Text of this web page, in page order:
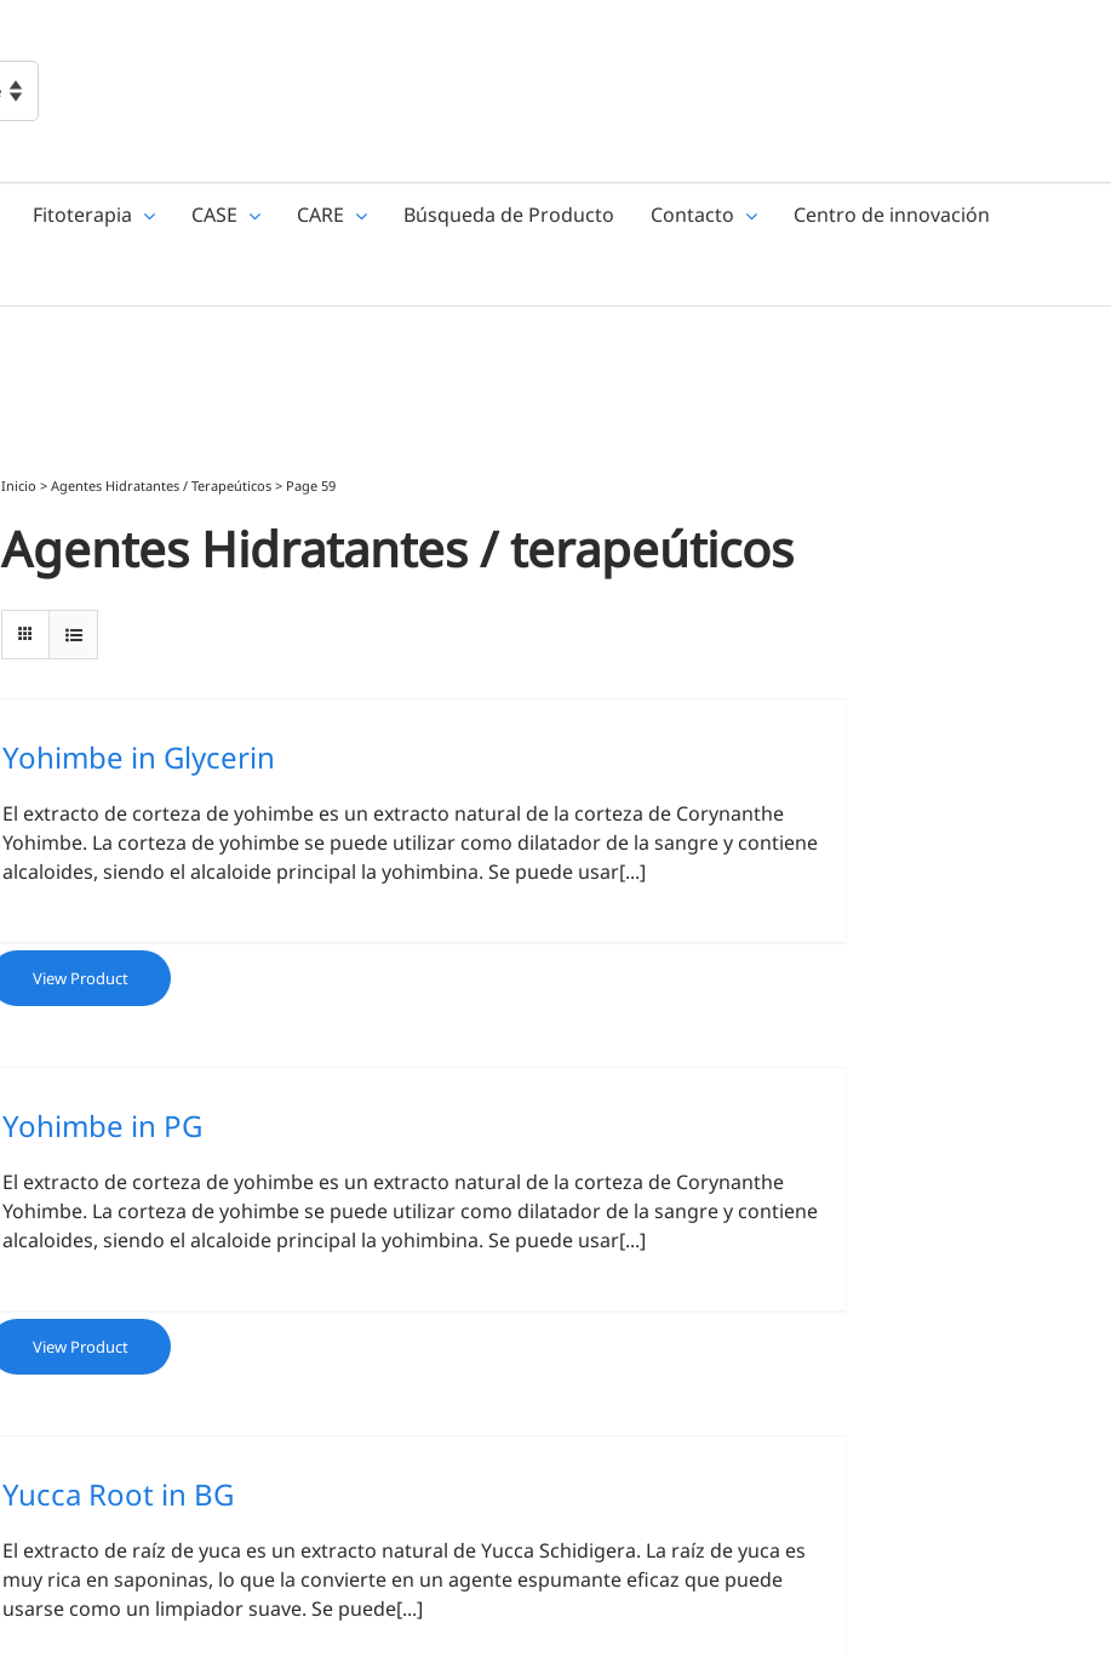
Fitoterapia CASE CARE Búsqueda de Producto Contacto Centro de innovación
Inicio > Agentes Hidratantes / Terapeúticos > Page 59
Agentes Hidratantes / terapeúticos
Yohimbe in Glycerin
El extracto de corteza de yohimbe es un extracto natural de la corteza de Corynanthe
Yohimbe. La corteza de yohimbe se puede utilizar como dilatador de la sangre y contiene
alcaloides, siendo el alcaloide principal la yohimbina. Se puede usar[...]
View Product
Yohimbe in PG
El extracto de corteza de yohimbe es un extracto natural de la corteza de Corynanthe
Yohimbe. La corteza de yohimbe se puede utilizar como dilatador de la sangre y contiene
alcaloides, siendo el alcaloide principal la yohimbina. Se puede usar[...]
View Product
Yucca Root in BG
El extracto de raíz de yuca es un extracto natural de Yucca Schidigera. La raíz de yuca es
muy rica en saponinas, lo que la convierte en un agente espumante eficaz que puede
usarse como un limpiador suave. Se puede[...]